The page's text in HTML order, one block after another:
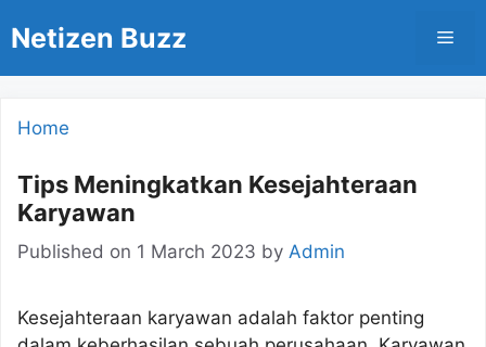
Netizen Buzz
Home
Tips Meningkatkan Kesejahteraan
Karyawan
Published on 1 March 2023 by Admin
Kesejahteraan karyawan adalah faktor penting